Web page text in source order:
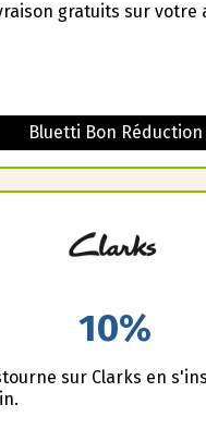
gratuits sur votre
Bluetti Bon Réduction
10%
sur Clarks en